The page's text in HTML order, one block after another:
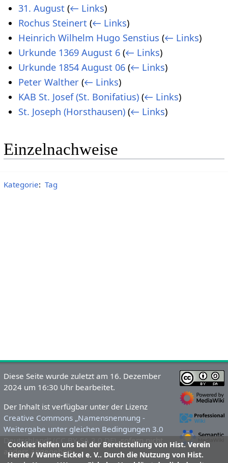
31. August (← Links)
Rochus Steinert (← Links)
Heinrich Wilhelm Hugo Senstius (← Links)
Urkunde 1369 August 6 (← Links)
Urkunde 1854 August 06 (← Links)
Peter Walther (← Links)
KAB St. Josef (St. Bonifatius) (← Links)
St. Joseph (Horsthausen) (← Links)
Einzelnachweise
Kategorie: Tag
Cookies helfen uns bei der Bereitstellung von Hist. Verein
Herne / Wanne-Eickel e. V.. Durch die Nutzung von Hist.
Diese Seite wurde zuletzt am 16. Dezember
2024 um 16:30 Uhr bearbeitet.
Der Inhalt ist verfügbar unter der Lizenz
Creative Commons „Namensnennung -
Weitergabe unter gleichen Bedingungen 3.0
Deutschland“ (CC BY-SA 3.0 DE)
, sofern nicht
anders angegeben.